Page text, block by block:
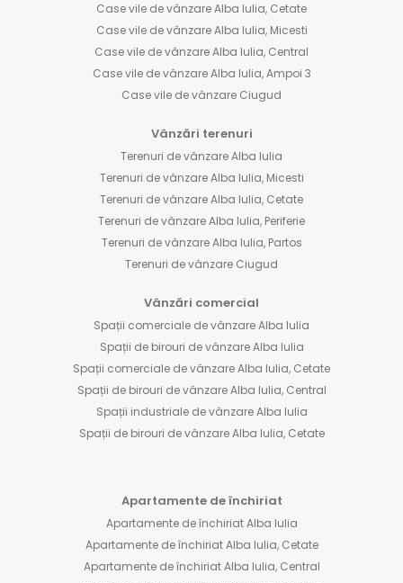
Case vile de vânzare Alba Iulia, Cetate
Case vile de vânzare Alba Iulia, Micesti
Case vile de vânzare Alba Iulia, Central
Case vile de vânzare Alba Iulia, Ampoi 3
Case vile de vânzare Ciugud
Vânzări terenuri
Terenuri de vânzare Alba Iulia
Terenuri de vânzare Alba Iulia, Micesti
Terenuri de vânzare Alba Iulia, Cetate
Terenuri de vânzare Alba Iulia, Periferie
Terenuri de vânzare Alba Iulia, Partos
Terenuri de vânzare Ciugud
Vânzări comercial
Spații comerciale de vânzare Alba Iulia
Spații de birouri de vânzare Alba Iulia
Spații comerciale de vânzare Alba Iulia, Cetate
Spații de birouri de vânzare Alba Iulia, Central
Spații industriale de vânzare Alba Iulia
Spații de birouri de vânzare Alba Iulia, Cetate
Apartamente de închiriat
Apartamente de închiriat Alba Iulia
Apartamente de închiriat Alba Iulia, Cetate
Apartamente de închiriat Alba Iulia, Central